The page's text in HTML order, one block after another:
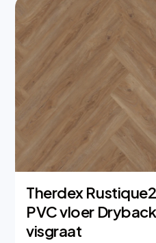
Therdex
PVC vloer
visgraat